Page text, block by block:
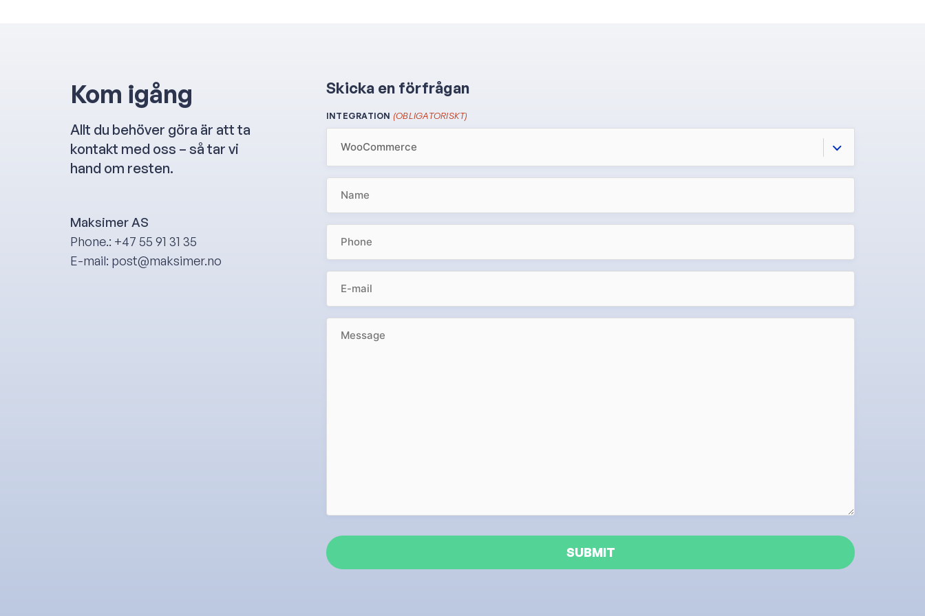
Kom igång
Allt du behöver göra är att ta
kontakt med oss – så tar vi
hand om resten.
Maksimer AS
Phone.: +47 55 91 31 35
E-mail: post@maksimer.no
Skicka en förfrågan
INTEGRATION (OBLIGATORISKT)
(OBLIGATORISKT)
(OBLIGATORISKT)
(OBLIGATORISKT)
(OBLIGATORISKT)